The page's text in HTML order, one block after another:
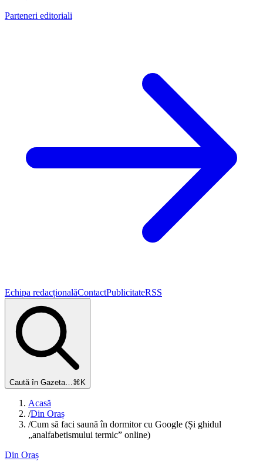
Parteneri editoriali
Echipa redacționalăContactPublicitateRSS
Caută în Gazeta…⌘K
Acasă
/Din Oraș
/Cum să faci saună în dormitor cu Google (Și ghidul
„analfabetismului termic” online)
Din Oraș